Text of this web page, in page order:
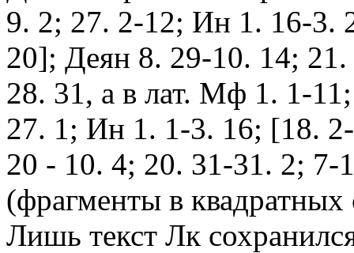
9. 2; 27. 2-12; Ин 1. 16-
20]; Деян 8. 29-10. 14;
28. 31, а в лат. Мф 1. 1-
27. 1; Ин 1. 1-3. 16; [18.
20 - 10. 4; 20. 31-31. 2; 7-
(фрагменты в
Лишь текст Лк